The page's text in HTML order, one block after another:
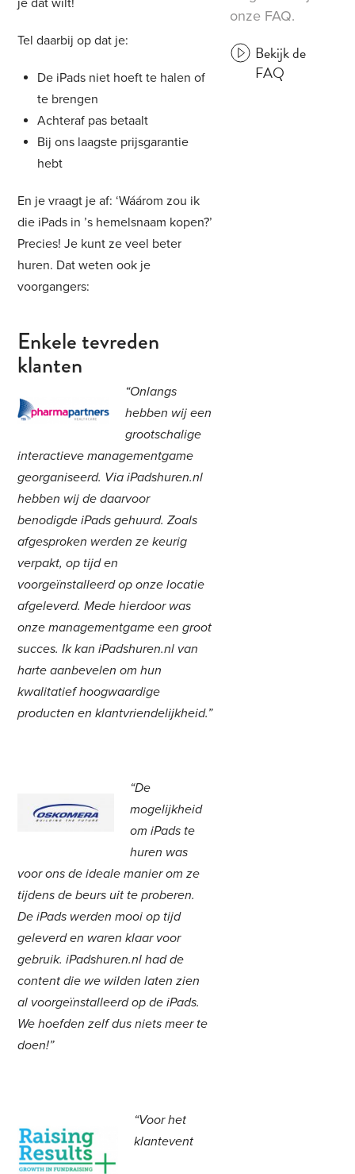
je dat wilt!
Tel daarbij op dat je:
De iPads niet hoeft te halen of
te brengen
Achteraf pas betaalt
Bij ons laagste prijsgarantie
hebt
En je vraagt je af: ‘Wáárom zou ik
die iPads in ’s hemelsnaam kopen?’
Precies! Je kunt ze veel beter
huren. Dat weten ook je
voorgangers:
Enkele tevreden
klanten
“Onlangs
hebben wij een
grootschalige
interactieve managementgame
georganiseerd. Via iPadshuren.nl
hebben wij de daarvoor
benodigde iPads gehuurd. Zoals
afgesproken werden ze keurig
verpakt, op tijd en
voorgeïnstalleerd op onze locatie
afgeleverd. Mede hierdoor was
onze managementgame een groot
succes. Ik kan iPadshuren.nl van
harte aanbevelen om hun
kwalitatief hoogwaardige
producten en klantvriendelijkheid.”
“De
mogelijkheid
om iPads te
huren was
voor ons de ideale manier om ze
tijdens de beurs uit te proberen.
De iPads werden mooi op tijd
geleverd en waren klaar voor
gebruik. iPadshuren.nl had de
content die we wilden laten zien
al voorgeïnstalleerd op de iPads.
We hoefden zelf dus niets meer te
doen!”
“Voor het
klantevent
onze FAQ.
Bekijk de
FAQ